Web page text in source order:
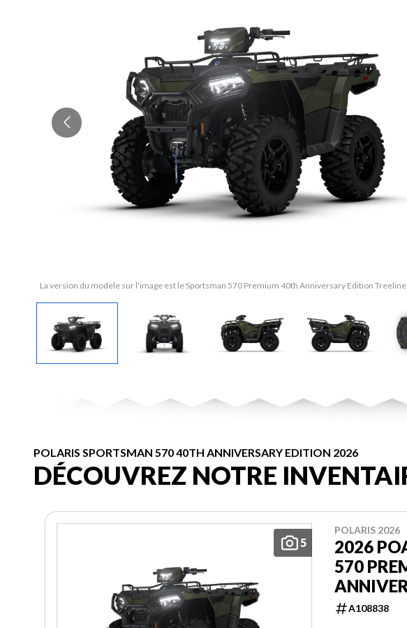
La version du modèle sur l'image est le Sportsman 570 Premium 40th Anniversary Edition
POLARIS SPORTSMAN 570 40TH ANNIVERSARY EDITION 2026
DÉCOUVREZ NOTRE
5
POLARIS 2026
2026
570
A108838